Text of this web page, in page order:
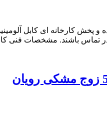
تماس باشند. مشخصات فنی